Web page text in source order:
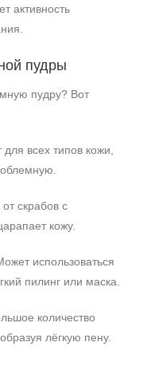
активность
пудры
пудру? Вот
всех типов кожи,
скрабов с
кожу.
использоваться
пилинг или маска.
количество
лёгкую пену.